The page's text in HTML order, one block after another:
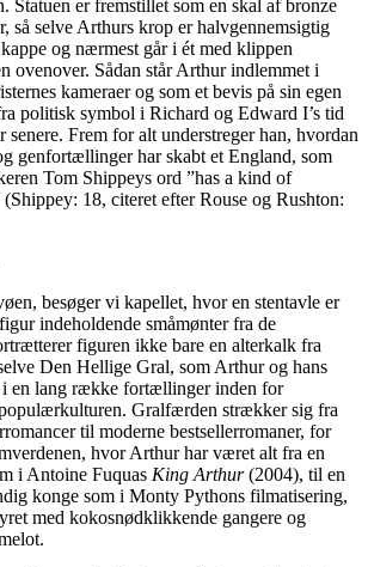
Statuen er fremstillet som en skal af bronze
så selve Arthurs krop er halvgennemsigtig
og nærmest går i ét med klippen
ovenover. Sådan står Arthur indlemmet i
kameraer og som et bevis på sin egen
politisk symbol i Richard og Edward I’s tid
senere. Frem for alt understreger han, hvordan
genfortællinger har skabt et England, som
Tom Shippeys ord ”has a kind of
18, citeret efter Rouse og Rushton:
besøger vi kapellet, hvor en stentavle er
indeholdende småmønter fra de
figuren ikke bare en alterkalk fra
Den Hellige Gral, som Arthur og hans
i en lang række fortællinger inden for
Gralfærden strækker sig fra
til moderne bestsellerromaner, for
hvor Arthur har været alt fra en
i Antoine Fuquas King Arthur(2004), til en
konge som i Monty Pythons filmatisering,
med kokosnødklikkende gangere og